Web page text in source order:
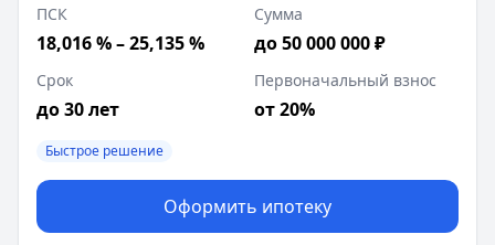
ПСК
18,016 % – 25,135 %
Сумма
до 50 000 000 ₽
Срок
до 30 лет
Первоначальный взнос
от 20%
Быстрое решение
Оформить ипотеку